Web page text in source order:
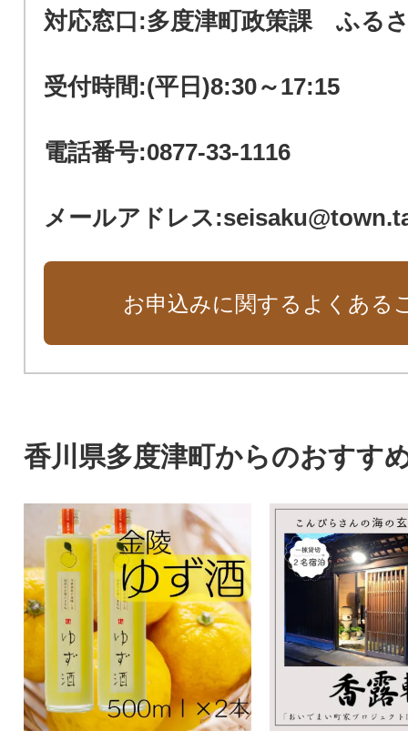
対応窓口:多度津町政策課 ふる
受付時間:(平日)8:30～17:15
電話番号:0877-33-1116
メールアドレス
お申込みに関するよくある
香川県多度津町からのおすす